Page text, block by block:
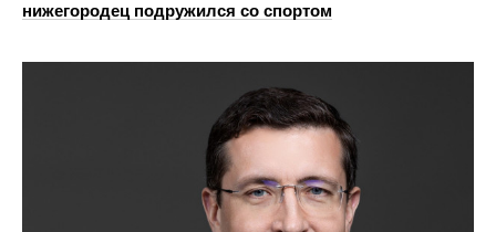
нижегородец подружился со спортом